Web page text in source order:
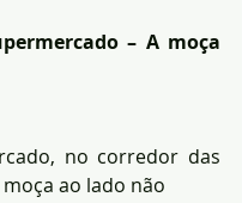
– A moça
no corredor das
ao lado não